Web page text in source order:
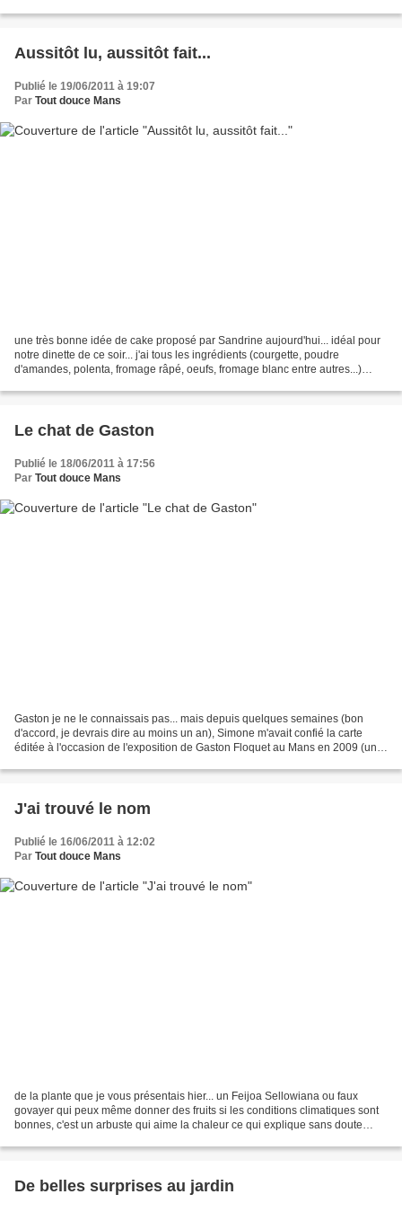
Aussitôt lu, aussitôt fait...
Publié le 19/06/2011 à 19:07
Par Tout douce Mans
une très bonne idée de cake proposé par Sandrine aujourd'hui... idéal pour
notre dinette de ce soir... j'ai tous les ingrédients (courgette, poudre
d'amandes, polenta, fromage râpé, oeufs, fromage blanc entre autres...)
Le chat de Gaston
Publié le 18/06/2011 à 17:56
Par Tout douce Mans
Gaston je ne le connaissais pas... mais depuis quelques semaines (bon
d'accord, je devrais dire au moins un an), Simone m'avait confié la carte
éditée à l'occasion de l'exposition de Gaston Floquet au Mans en 2009 (une
J'ai trouvé le nom
Publié le 16/06/2011 à 12:02
Par Tout douce Mans
de la plante que je vous présentais hier... un Feijoa Sellowiana ou faux
govayer qui peux même donner des fruits si les conditions climatiques sont
bonnes, c'est un arbuste qui aime la chaleur ce qui explique sans doute
De belles surprises au jardin